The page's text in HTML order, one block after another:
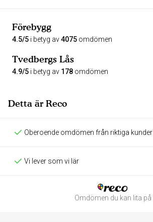
Förebygg
4.5/5 i betyg av4075 omdömen
Tvedbergs Lås
4.9/5 i betyg av 178 omdömen
Detta är Reco
Oberoende omdömen från riktiga kunder
Vi lever som vi lär
Omdömen du kan lita på